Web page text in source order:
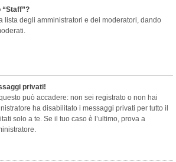
“Staff”?
lista degli amministratori e dei moderatori, dando
privati!
può accadere: non sei registrato o non hai
ha disabilitato i messaggi privati per tutto il
solo a te. Se il tuo caso è l’ultimo, prova a